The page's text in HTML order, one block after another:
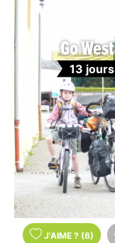
Go
13 jours
J'AIME ? (6)